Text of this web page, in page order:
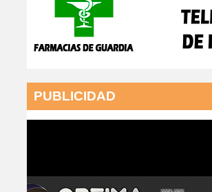
PUBLICIDAD